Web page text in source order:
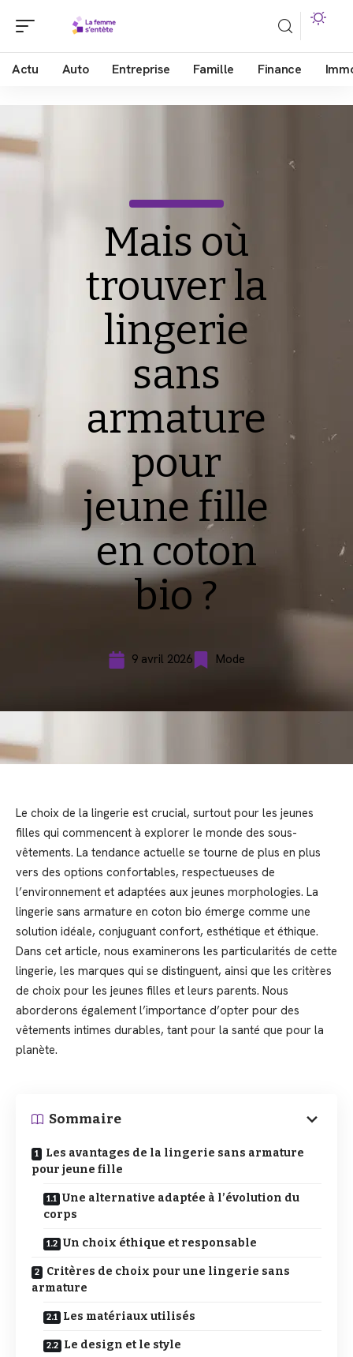
Actu Auto Entreprise Famille Finance
Mais où
trouver la
lingerie
sans
armature
pour
jeune fille
en coton
bio ?
9 avril 2026 Mode
Le choix de la lingerie est crucial, surtout pour les jeunes
filles qui commencent à explorer le monde des sous-
vêtements. La tendance actuelle se tourne de plus en plus
vers des options confortables, respectueuses de
l’environnement et adaptées aux jeunes morphologies. La
lingerie sans armature en coton bio émerge comme une
solution idéale, conjuguant confort, esthétique et éthique.
Dans cet article, nous examinerons les particularités de cette
lingerie, les marques qui se distinguent, ainsi que les critères
de choix pour les jeunes filles et leurs parents. Nous
aborderons également l’importance d’opter pour des
vêtements intimes durables, tant pour la santé que pour la
planète.
Sommaire
Les avantages de la lingerie sans armature
pour jeune fille
Une alternative adaptée à l’évolution du
corps
Un choix éthique et responsable
Critères de choix pour une lingerie sans
armature
Les matériaux utilisés
Le design et le style